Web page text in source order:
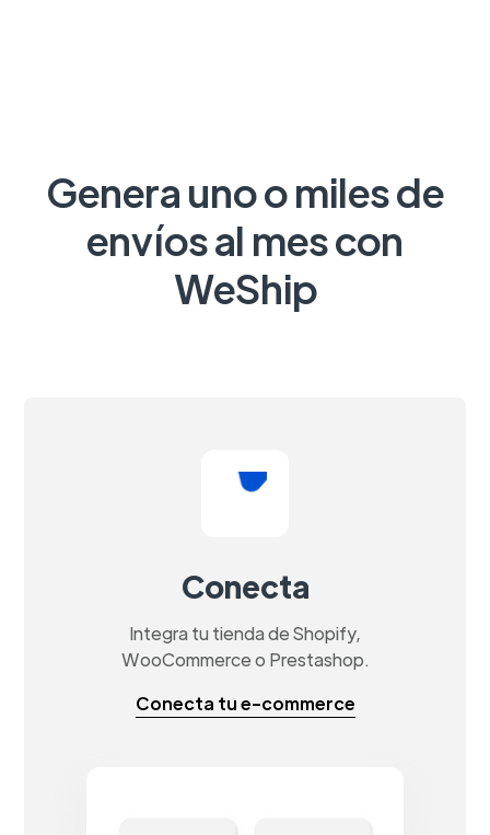
Genera uno o miles de
envíos al mes con
WeShip
Conecta
Integra tu tienda de Shopify,
WooCommerce o Prestashop.
Conecta tu e-commerce